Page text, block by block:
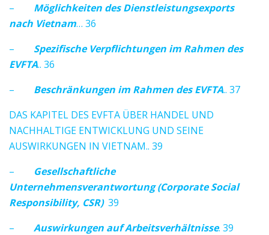
– Möglichkeiten des Dienstleistungsexports
nach Vietnam… 36
– Spezifische Verpflichtungen im Rahmen des
EVFTA.. 36
– Beschränkungen im Rahmen des EVFTA.. 37
DAS KAPITEL DES EVFTA ÜBER HANDEL UND
NACHHALTIGE ENTWICKLUNG UND SEINE
AUSWIRKUNGEN IN VIETNAM.. 39
– Gesellschaftliche
Unternehmensverantwortung (Corporate Social
Responsibility, CSR)39
– Auswirkungen auf Arbeitsverhältnisse. 39